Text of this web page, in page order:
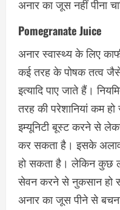
अनार का जूस नहीं पीना
Pomegranate Juice
अनार स्वास्थ्य के लिए
कई तरह के पोषक तत्व
इत्यादि पाए जाते हैं।
तरह की परेशानियां कम
इम्यूनिटी बूस्ट करने से
कर सकता है। इसके अलावा
हो सकता है। लेकिन कुछ
सेवन करने से नुकसान हो
अनार का जूस पीने से